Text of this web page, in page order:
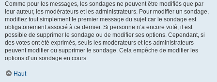
Comme pour les messages, les sondages ne peuvent être modifiés que par
leur auteur, les modérateurs et les administrateurs. Pour modifier un sondage,
modifiez tout simplement le premier message du sujet car le sondage est
obligatoirement associé à ce dernier. Si personne n’a encore voté, il est
possible de supprimer le sondage ou de modifier ses options. Cependant, si
des votes ont été exprimés, seuls les modérateurs et les administrateurs
peuvent modifier ou supprimer le sondage. Cela empêche de modifier les
options d’un sondage en cours.
Haut